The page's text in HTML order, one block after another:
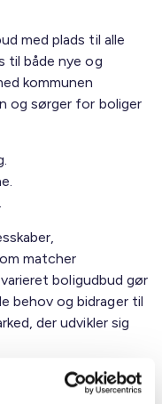
med plads til alle
til både nye og
kommunen
og sørger for boliger
matcher
boligudbud gør
behov og bidrager til
der udvikler sig
i kommunen